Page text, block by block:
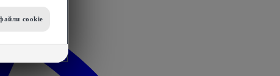
сookie